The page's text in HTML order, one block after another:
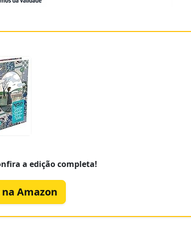
a edição completa!
Amazon